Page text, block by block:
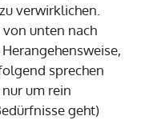
verwirklichen.
unten nach
sprechen
um rein
geht)